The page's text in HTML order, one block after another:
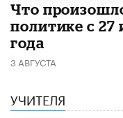
​Что
политике с 27
года
3 АВГУСТА
УЧИТЕЛЯ